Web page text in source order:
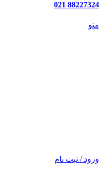
88227324 021
منو
ورود / ثبت نام